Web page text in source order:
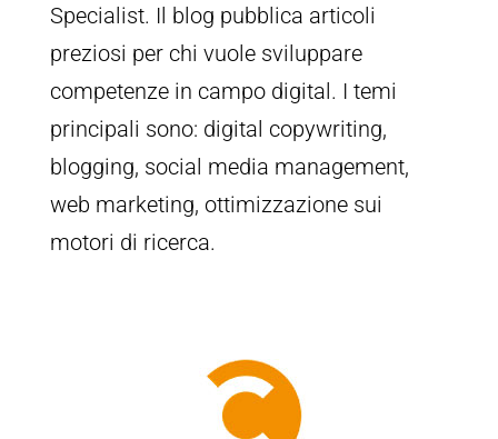
Specialist. Il blog pubblica articoli
preziosi per chi vuole sviluppare
competenze in campo digital. I temi
principali sono: digital copywriting,
blogging, social media management,
web marketing, ottimizzazione sui
motori di ricerca.